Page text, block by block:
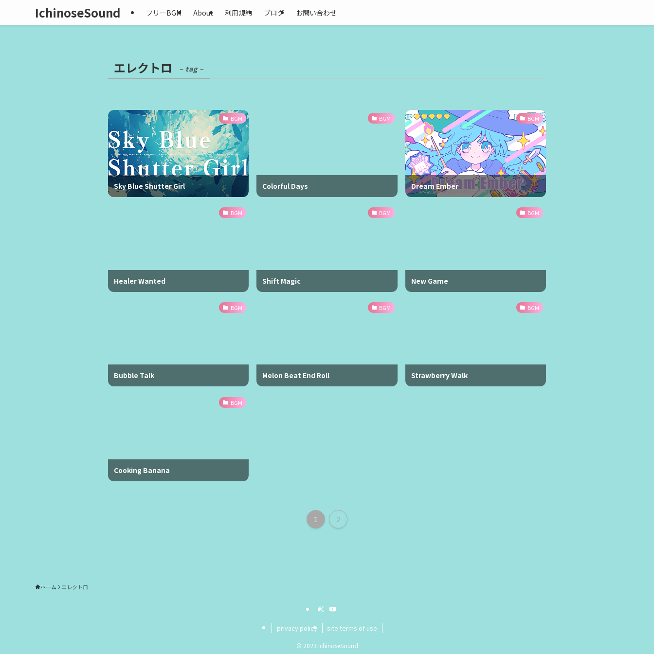
IchinoseSound フリーBGM About 利用規約 ブログ お問い合わせ
エレクトロ – tag –
BGM
Sky Blue Shutter Girl
BGM
Colorful Days
BGM
Dream Ember
BGM
Healer Wanted
BGM
Shift Magic
BGM
New Game
BGM
Bubble Talk
BGM
Melon Beat End Roll
BGM
Strawberry Walk
BGM
Cooking Banana
1 2
ホーム エレクトロ
privacy policy site terms of use
© 2023 IchinoseSound